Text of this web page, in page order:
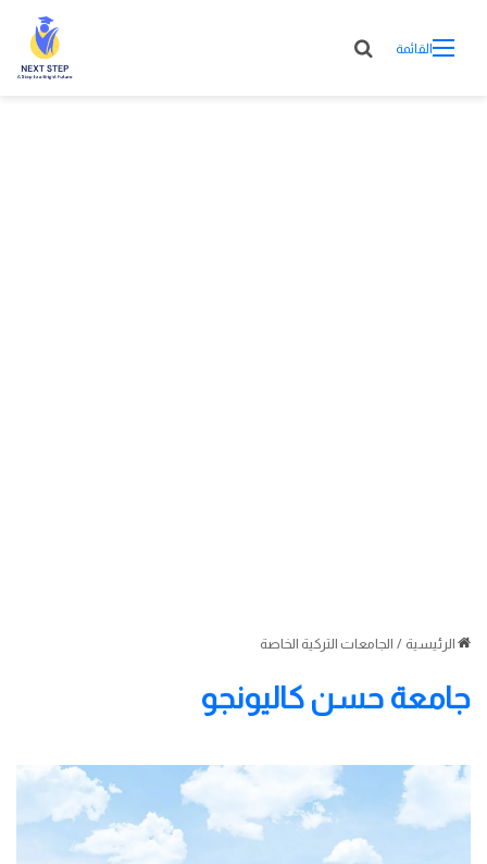
القائمة
الرئيسية / الجامعات التركية الخاصة
جامعة حسن كاليونجو